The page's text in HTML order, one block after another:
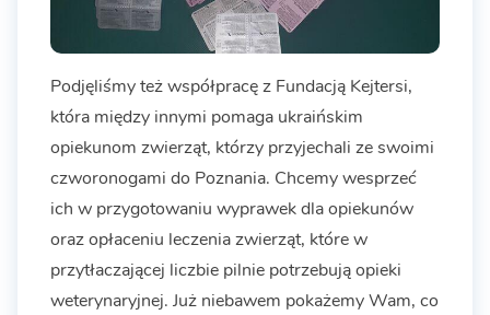
Podjęliśmy też współpracę z Fundacją Kejtersi,
która między innymi pomaga ukraińskim
opiekunom zwierząt, którzy przyjechali ze swoimi
czworonogami do Poznania. Chcemy wesprzeć
ich w przygotowaniu wyprawek dla opiekunów
oraz opłaceniu leczenia zwierząt, które w
przytłaczającej liczbie pilnie potrzebują opieki
weterynaryjnej. Już niebawem pokażemy Wam, co